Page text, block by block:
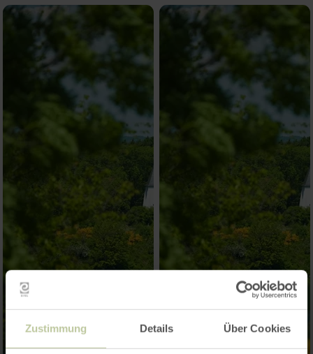
Zustimmung Details Über Cookies